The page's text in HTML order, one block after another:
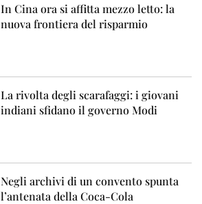
In Cina ora si affitta mezzo letto: la
nuova frontiera del risparmio
La rivolta degli scarafaggi: i giovani
indiani sfidano il governo Modi
Negli archivi di un convento spunta
l’antenata della Coca-Cola